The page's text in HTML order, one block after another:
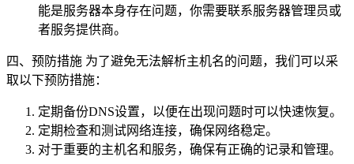
能是服务器本身存在问题，你需要联系服务器管理员或
者服务提供商。
四、预防措施 为了避免无法解析主机名的问题，我们可以采
取以下预防措施：
定期备份DNS设置，以便在出现问题时可以快速恢复。
定期检查和测试网络连接，确保网络稳定。
对于重要的主机名和服务，确保有正确的记录和管理。